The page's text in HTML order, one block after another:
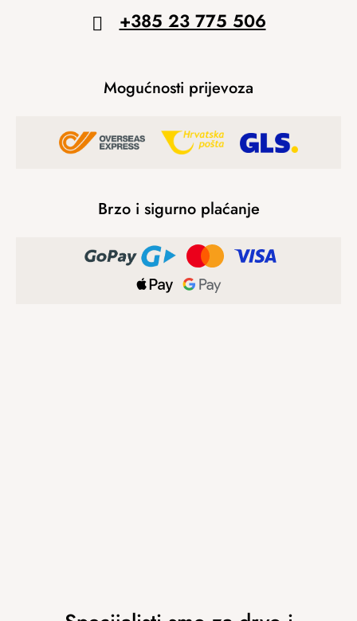
+385 23 775 506
Mogućnosti prijevoza
Brzo i sigurno plaćanje